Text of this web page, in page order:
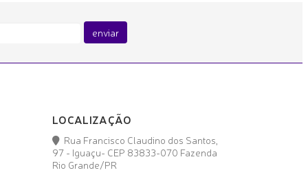
enviar
LOCALIZAÇÃO
Rua Francisco Claudino dos Santos,
97 - Iguaçu- CEP 83833-070 Fazenda
Rio Grande/PR